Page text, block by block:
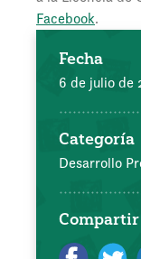
Facebook.
Fecha
6 de julio de
Categoría
Desarrollo
Compartir